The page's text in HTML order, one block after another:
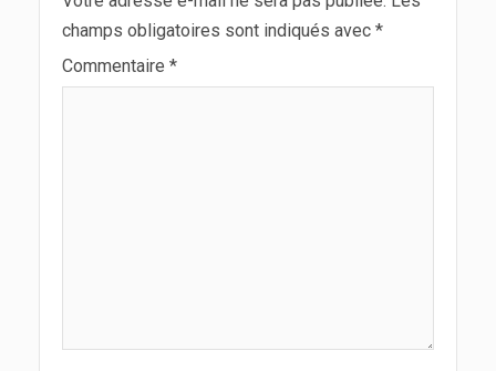
champs obligatoires sont indiqués avec *
Commentaire *